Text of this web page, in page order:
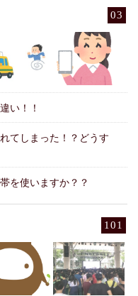
03
い！！
てしまった！？どうす
を使いますか？？
101